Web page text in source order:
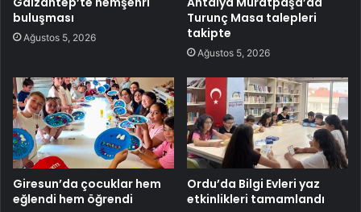
buluşması
Ağustos 5, 2026
Turunç Masa talepleri
takipte
Ağustos 5, 2026
Giresun’da çocuklar hem
eğlendi hem öğrendi
Ordu’da Bilgi Evleri yaz
etkinlikleri tamamlandı